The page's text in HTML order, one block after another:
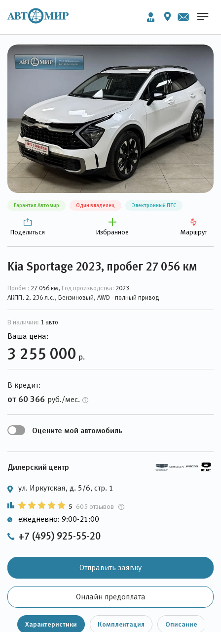
Гарантия Автомир Один владелец Электронный ПТС
Поделиться Избранное Маршрут
Kia Sportage 2023, пробег 27 056 км
Пробег: 27 056 км, Год производства: 2023
АКПП, 2, 236 л.с., Бензиновый, AWD - полный привод
В наличии: 1 авто
Ваша цена:
3 255 000 р.
В кредит:
от 60 366 руб./мес.
Оцените мой автомобиль
Дилерский центр
ул. Иркутская, д. 5/6, стр. 1
5 605 отзывов
ежедневно: 9:00-21:00
+7 (495) 925-55-20
Онлайн предоплата
Отправить заявку
Характеристики Комплектация Описание